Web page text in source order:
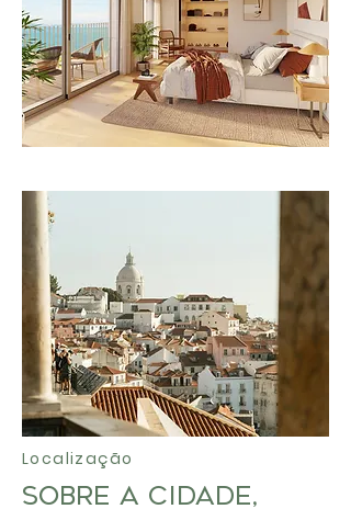
Localização
Sobre a Cidade,